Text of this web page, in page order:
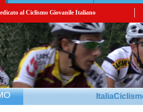
al Ciclismo Giovanile Italiano